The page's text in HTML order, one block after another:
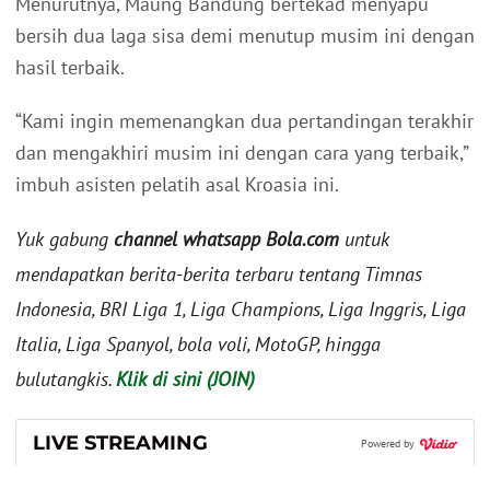
bersih dua laga sisa demi menutup musim ini dengan
hasil terbaik.
“Kami ingin memenangkan dua pertandingan terakhir
dan mengakhiri musim ini dengan cara yang terbaik,”
imbuh asisten pelatih asal Kroasia ini.
Yuk gabung channel whatsapp Bola.com untuk
mendapatkan berita-berita terbaru tentang Timnas
Indonesia, BRI Liga 1, Liga Champions, Liga Inggris, Liga
Italia, Liga Spanyol, bola voli, MotoGP, hingga
bulutangkis.Klik di sini (JOIN)
LIVE STREAMING Powered by